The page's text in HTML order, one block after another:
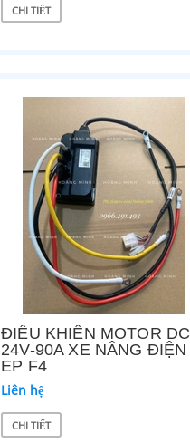
CHI TIẾT
ĐIỀU KHIỂN MOTOR DC
24V-90A XE NÂNG ĐIỆN
EP F4
Liên hệ
CHI TIẾT